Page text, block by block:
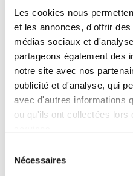
Les cookies nous
et les annonces, d'offrir
médias sociaux et
partageons également des
notre site avec nos
publicité et d'analyse, qui
avec d'autres informations
ou qu'ils ont collectées lors
Nécessaires
• 2 - Sauvegarde
base de données
certification
• 4 - Émission et
de certificats
• 8 - Révocation
• 16 - Modification